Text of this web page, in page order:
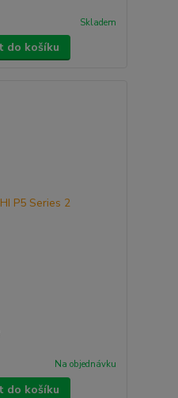
Skladem
do košíku
Na objednávku
do košíku